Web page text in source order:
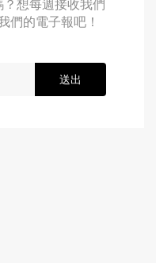
想每週接收我們
們的電子報吧！
送出